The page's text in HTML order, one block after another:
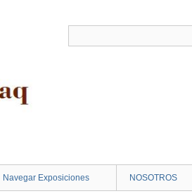
Navegar Exposiciones NOSOTROS